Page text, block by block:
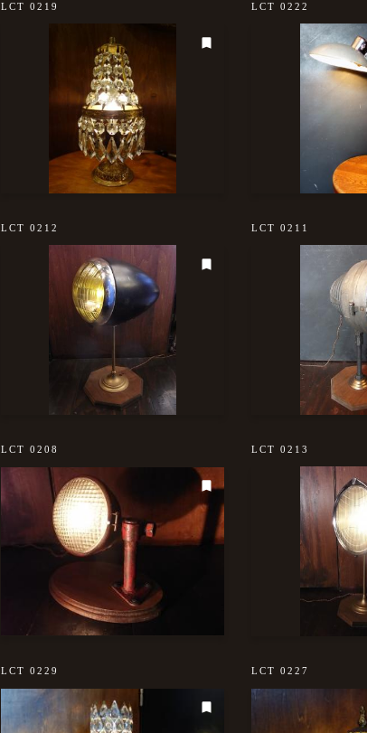
LCT 0219 LCT 0222
LCT 0212 LCT 0211
LCT 0208 LCT 0213
LCT 0229 LCT 0227